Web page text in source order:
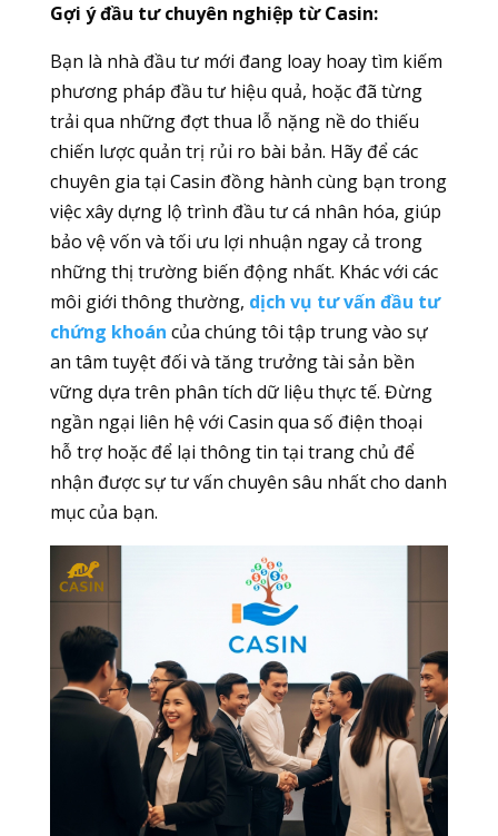
Gợi ý đầu tư chuyên nghiệp từ Casin:
Bạn là nhà đầu tư mới đang loay hoay tìm kiếm
phương pháp đầu tư hiệu quả, hoặc đã từng
trải qua những đợt thua lỗ nặng nề do thiếu
chiến lược quản trị rủi ro bài bản. Hãy để các
chuyên gia tại Casin đồng hành cùng bạn trong
việc xây dựng lộ trình đầu tư cá nhân hóa, giúp
bảo vệ vốn và tối ưu lợi nhuận ngay cả trong
những thị trường biến động nhất. Khác với các
môi giới thông thường, dịch vụ tư vấn đầu tư
chứng khoán của chúng tôi tập trung vào sự
an tâm tuyệt đối và tăng trưởng tài sản bền
vững dựa trên phân tích dữ liệu thực tế. Đừng
ngần ngại liên hệ với Casin qua số điện thoại
hỗ trợ hoặc để lại thông tin tại trang chủ để
nhận được sự tư vấn chuyên sâu nhất cho danh
mục của bạn.